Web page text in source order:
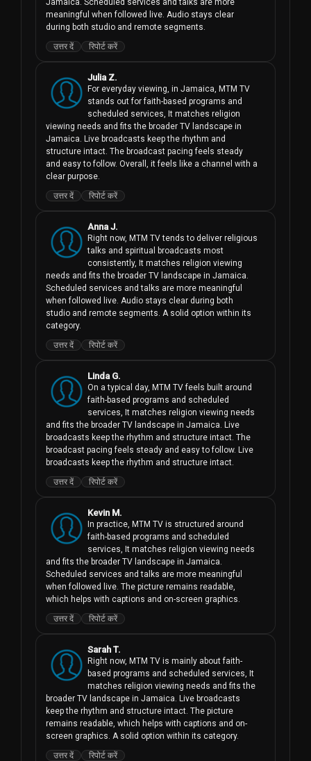
meaningful when followed live. Audio stays clear
during both studio and remote segments.
उत्तर दें
रिपोर्ट करें
Julia Z.
For everyday viewing, in Jamaica, MTM TV
stands out for faith-based programs and
scheduled services, It matches religion
viewing needs and fits the broader TV landscape in
Jamaica. Live broadcasts keep the rhythm and
structure intact. The broadcast pacing feels steady
and easy to follow. Overall, it feels like a channel with a
clear purpose.
उत्तर दें
रिपोर्ट करें
Anna J.
Right now, MTM TV tends to deliver religious
talks and spiritual broadcasts most
consistently, It matches religion viewing
needs and fits the broader TV landscape in Jamaica.
Scheduled services and talks are more meaningful
when followed live. Audio stays clear during both
studio and remote segments. A solid option within its
category.
उत्तर दें
रिपोर्ट करें
Linda G.
On a typical day, MTM TV feels built around
faith-based programs and scheduled
services, It matches religion viewing needs
and fits the broader TV landscape in Jamaica. Live
broadcasts keep the rhythm and structure intact. The
broadcast pacing feels steady and easy to follow. Live
broadcasts keep the rhythm and structure intact.
उत्तर दें
रिपोर्ट करें
Kevin M.
In practice, MTM TV is structured around
faith-based programs and scheduled
services, It matches religion viewing needs
and fits the broader TV landscape in Jamaica.
Scheduled services and talks are more meaningful
when followed live. The picture remains readable,
which helps with captions and on-screen graphics.
उत्तर दें
रिपोर्ट करें
Sarah T.
Right now, MTM TV is mainly about faith-
based programs and scheduled services, It
matches religion viewing needs and fits the
broader TV landscape in Jamaica. Live broadcasts
keep the rhythm and structure intact. The picture
remains readable, which helps with captions and on-
screen graphics. A solid option within its category.
उत्तर दें
रिपोर्ट करें